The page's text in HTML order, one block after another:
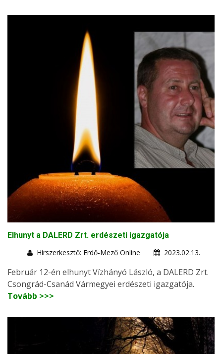
Elhunyt a DALERD Zrt. erdészeti igazgatója
Hírszerkesztő: Erdő-Mező Online
2023.02.13.
Február 12-én elhunyt Vízhányó László, a DALERD Zrt.
Csongrád-Csanád Vármegyei erdészeti igazgatója.
Tovább >>>